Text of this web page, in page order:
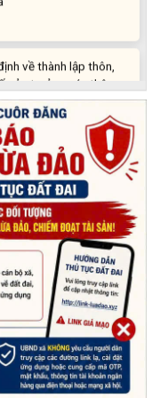
ủy, trưởng các thôn,
buôn
Ngày truyền thống
06/2026) và tổ
địa bàn xã.
TRÍ TUỆ NHÂN
TRÊN ĐỊA BÀN
nghệ và Đổi mới